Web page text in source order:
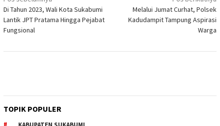
pos
Di Tahun 2023, Wali Kota Sukabumi
Lantik JPT Pratama Hingga Pejabat
Fungsional
Melalui Jumat Curhat, Polsek
Kadudampit Tampung Aspirasi
Warga
TOPIK POPULER